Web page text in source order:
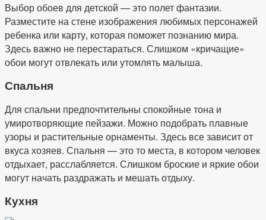
Выбор обоев для детской — это полет фантазии.
Разместите на стене изображения любимых персонажей
ребенка или карту, которая поможет познанию мира.
Здесь важно не перестараться. Слишком «кричащие»
обои могут отвлекать или утомлять малыша.
Спальня
Для спальни предпочтительны спокойные тона и
умиротворяющие пейзажи. Можно подобрать плавные
узоры и растительные орнаменты. Здесь все зависит от
вкуса хозяев. Спальня — это то места, в котором человек
отдыхает, расслабляется. Слишком броские и яркие обои
могут начать раздражать и мешать отдыху.
Кухня